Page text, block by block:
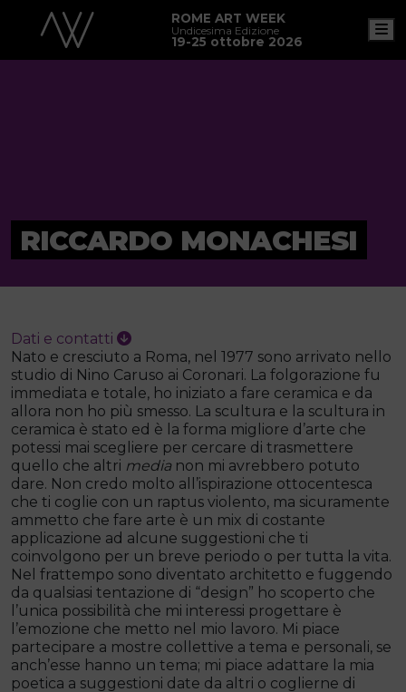
ROME ART WEEK
Undicesima Edizione
19-25 ottobre 2026
RICCARDO MONACHESI
Dati e contatti
Nato e cresciuto a Roma, nel 1977 sono arrivato nello
studio di Nino Caruso ai Coronari. La folgorazione fu
immediata e totale, ho iniziato a fare ceramica e da
allora non ho più smesso. La scultura e la scultura in
ceramica è stato ed è la forma migliore d’arte che
potessi mai scegliere per cercare di trasmettere
quello che altri medianon mi avrebbero potuto
dare. Non credo molto all’ispirazione ottocentesca
che ti coglie con un raptus violento, ma sicuramente
ammetto che fare arte è un mix di costante
applicazione ad alcune suggestioni che ti
coinvolgono per un breve periodo o per tutta la vita.
Nel frattempo sono diventato architetto e fuggendo
da qualsiasi tentazione di “design” ho scoperto che
l’unica possibilità che mi interessi progettare è
l’emozione che metto nel mio lavoro. Mi piace
partecipare a mostre collettive a tema e personali, se
anch’esse hanno un tema; mi piace adattare la mia
poetica a suggestioni date da altri o coglierne di